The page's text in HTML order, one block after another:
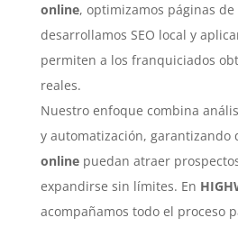
online, optimizamos páginas de
desarrollamos SEO local y
permiten a los franquiciados
reales.
Nuestro enfoque combina
y automatización, garantizando
onlinepuedan atraer
expandirse sin límites. En
acompañamos todo el proceso